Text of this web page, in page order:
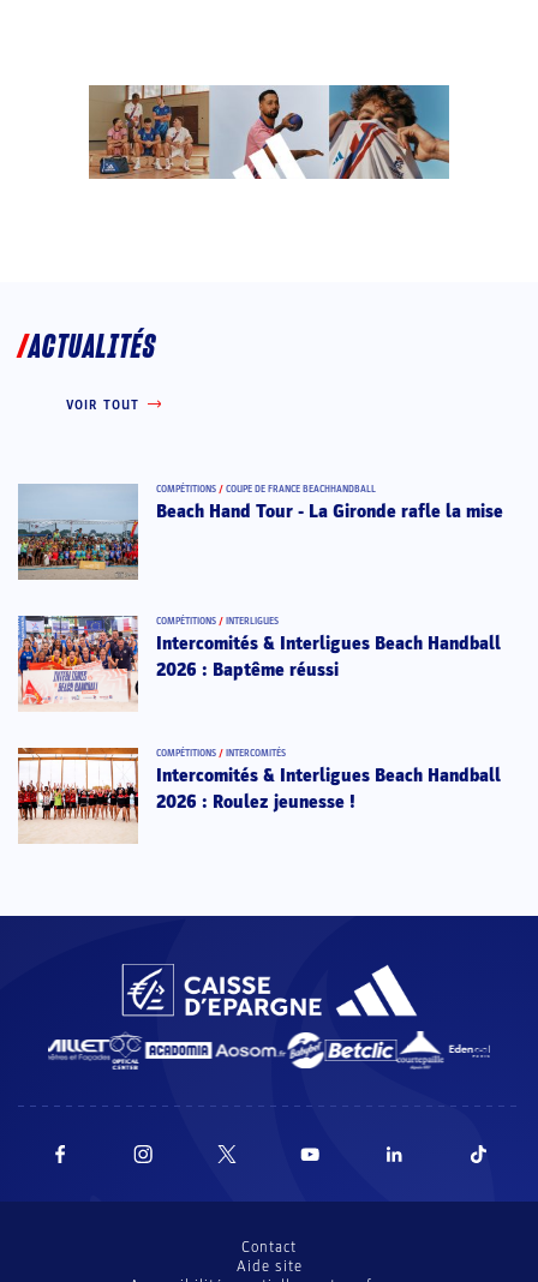
ACTUALITÉS
VOIR TOUT
COMPÉTITIONS / COUPE DE FRANCE BEACHHANDBALL
Beach Hand Tour - La Gironde rafle la mise
COMPÉTITIONS / INTERLIGUES
Intercomités & Interligues Beach Handball
2026 : Baptême réussi
COMPÉTITIONS / INTERCOMITÉS
Intercomités & Interligues Beach Handball
2026 : Roulez jeunesse !
Contact
Aide site